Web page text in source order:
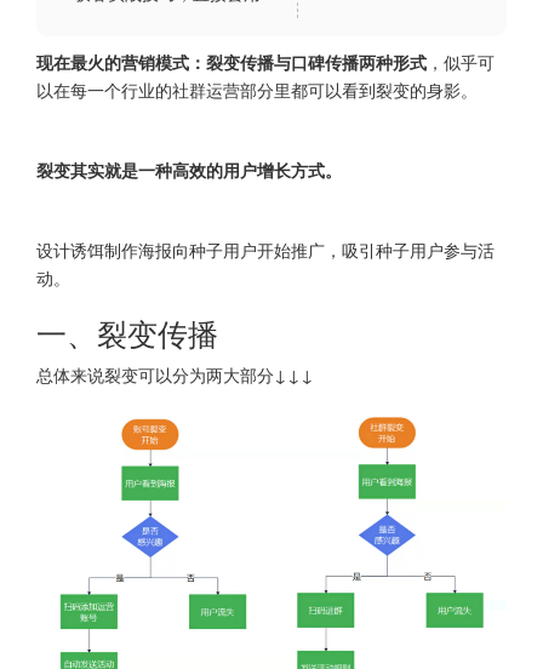
现在最火的营销模式：裂变传播与口碑传播两种形式 ，似乎可
以在每一个行业的社群运营部分里都可以看到裂变的身影。
裂变其实就是一种高效的用户增长方式。
设计诱饵制作海报向种子用户开始推广，吸引种子用户参与活
动。
一、裂变传播
总体来说裂变可以分为两大部分↓↓↓